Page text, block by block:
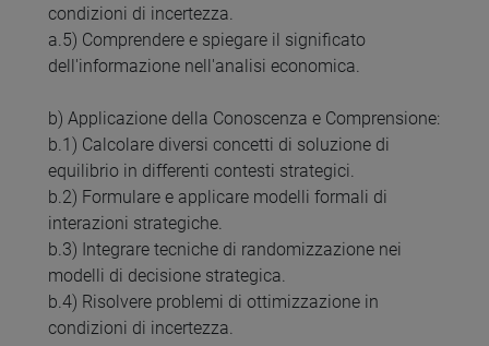
condizioni di incertezza.
a.5) Comprendere e spiegare il significato
dell'informazione nell'analisi economica.
b) Applicazione della Conoscenza e Comprensione:
b.1) Calcolare diversi concetti di soluzione di
equilibrio in differenti contesti strategici.
b.2) Formulare e applicare modelli formali di
interazioni strategiche.
b.3) Integrare tecniche di randomizzazione nei
modelli di decisione strategica.
b.4) Risolvere problemi di ottimizzazione in
condizioni di incertezza.